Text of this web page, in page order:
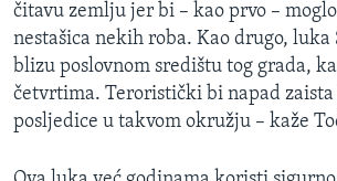
čitavu zemlju jer bi – kao prvo –
nestašica nekih roba. Kao drugo,
blizu poslovnom središtu tog grada,
četvrtima. Teroristički bi napad
posljedice u takvom okružju – kaže